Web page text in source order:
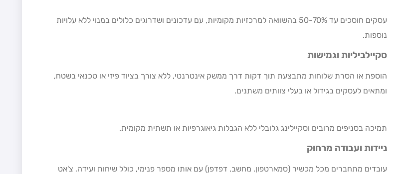
עסקים חוסכים עד 50-70% בהשוואה למרכזיות מקומיות, עם עדכונים ושדרוגים כלולים במנוי ללא עלויות
נוספות.
סקיילביליות וגמישות
הוספת או הסרת שלוחות מתבצעת תוך דקות דרך ממשק אינטרנטי, ללא צורך בציוד פיזי או טכנאי בשטח,
ומתאים לעסקים בגידול או בעלי צוותים משתנים.
תמיכה בסניפים מרובים וסקיילינג גלובלי ללא הגבלות גיאוגרפיות או תשתית מקומית.
ניידות ועבודה מרחוק
עובדים מתחברים מכל מכשיר (סמארטפון, מחשב, דפדפן) עם אותו מספר פנימי, כולל שיחות ועידה, צ'אט